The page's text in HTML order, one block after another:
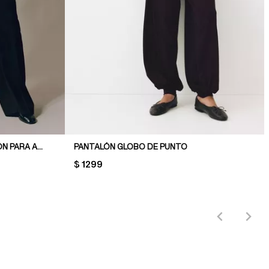
PANTALÓN SASTRE CON CORDÓN PARA AJUSTAR PANTALÓN GLOBO DE PUNTO
PRICE:
$ 1299